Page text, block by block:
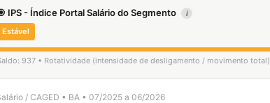
IPS - Índice Portal Salário do Segmento i
Estável
937 • Rotatividade (intensidade de desligamento / movimento
/ CAGED • BA • 07/2025 a 06/2026